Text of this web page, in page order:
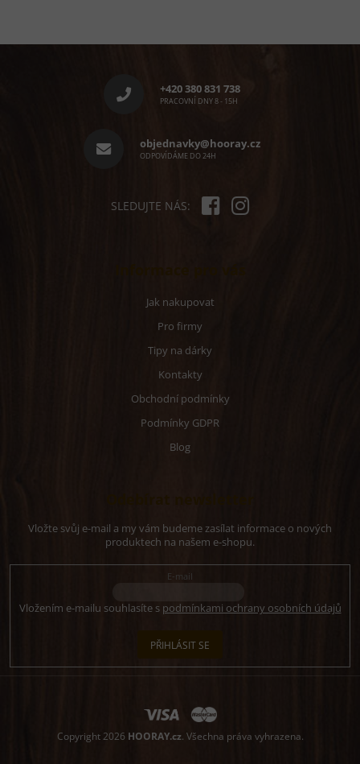
+420 380 831 738
PRACOVNÍ DNY 8 - 15H
objednavky@hooray.cz
ODPOVÍDÁME DO 24H
SLEDUJTE NÁS:
Jak nakupovat
Pro firmy
Tipy na dárky
Kontakty
Obchodní podmínky
Podmínky GDPR
Blog
Vložte svůj e-mail a my vám budeme zasílat informace o nových
produktech na našem e-shopu.
E-mail
Vložením e-mailu souhlasíte s podmínkami ochrany osobních údajů
PŘIHLÁSIT SE
Copyright 2026 HOORAY.cz. Všechna práva vyhrazena.